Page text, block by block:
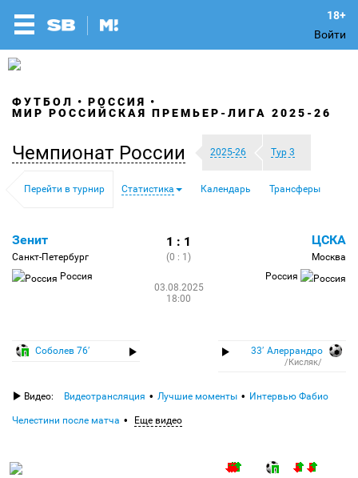
Войти
ФУТБОЛ
РОССИЯ
МИР РОССИЙСКАЯ ПРЕМЬЕР-ЛИГА 2025-26
Чемпионат России 2025-26 Тур 3
Перейти в турнир Статистика Календарь Трансферы
Зенит
Санкт-Петербург
Россия
1 : 1
(0 : 1)
03.08.2025
18:00
ЦСКА
Москва
Россия
Соболев 76′ 33′ Алеррандро
/Кисляк/
Видео: Видеотрансляция Лучшие моменты Интервью Фабио
Челестини после матча Еще видео